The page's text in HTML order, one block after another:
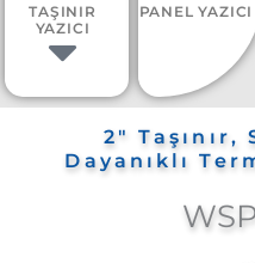
TAŞINIR
YAZICI
PANEL YAZICI
2" Taşınır,
Dayanıklı